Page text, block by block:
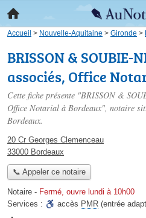
Accueil > Nouvelle-Aquitaine > Gironde >
BRISSON & SOUBIE-
associés, Office
Cette fiche présente "BRISSON &
Office Notarial à Bordeaux", notaire
Bordeaux.
20 Cr Georges Clemenceau
33000 Bordeaux
📞 Appeler ce notaire
Notaire - Fermé, ouvre lundi à 10h00
Services :
accès PMR (entrée